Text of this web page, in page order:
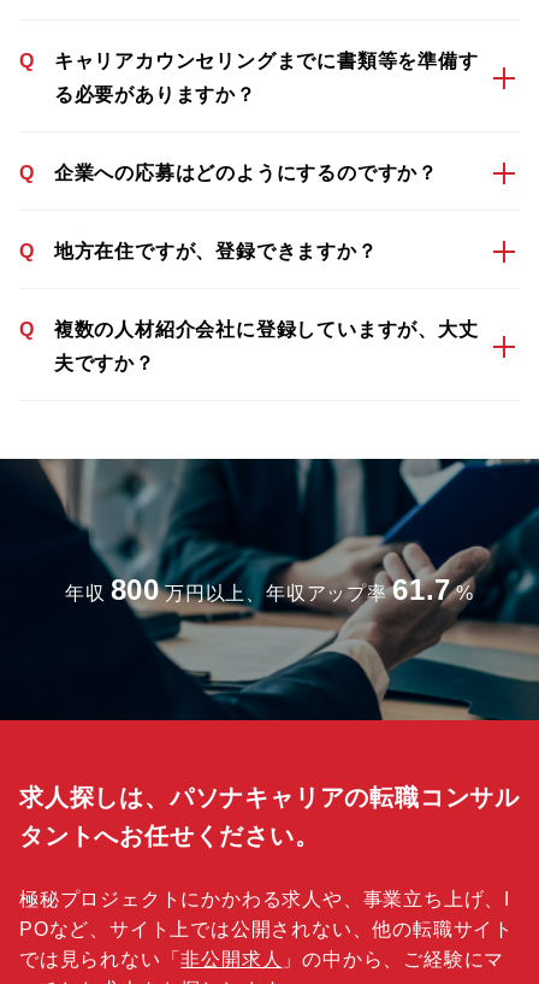
Q
キャリアカウンセリングまでに書類等を準備す
る必要がありますか？
Q 企業への応募はどのようにするのですか？
Q 地方在住ですが、登録できますか？
Q
複数の人材紹介会社に登録していますが、大丈
夫ですか？
年収 800 万円以上、年収アップ率 61.7 %
求人探しは、パソナキャリアの転職コンサル
タントへお任せください。
極秘プロジェクトにかかわる求人や、事業立ち上げ、I
POなど、サイト上では公開されない、他の転職サイト
では見られない「非公開求人 」の中から、ご経験にマ